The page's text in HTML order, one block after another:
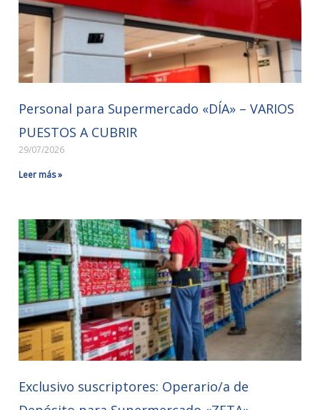
Personal para Supermercado «DÍA» – VARIOS
PUESTOS A CUBRIR
29/07/2026
Leer más »
Exclusivo suscriptores: Operario/a de